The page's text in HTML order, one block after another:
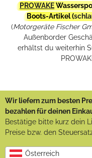
PROWAKE
Boots-Artikel (
(Motorgeräte Fischer
Außenborder
erhältst du weiterhin
Wir liefern zum besten
bezahlen für deinen
Bestätige bitte kurz dein
Preise bzw. den
Österreich